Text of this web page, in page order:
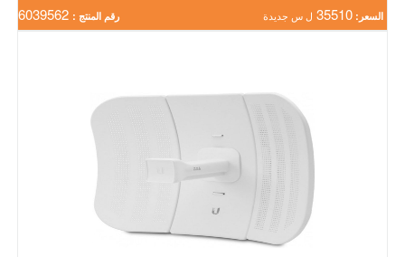
السعر: 35510 ل س جديدة رقم المنتج :